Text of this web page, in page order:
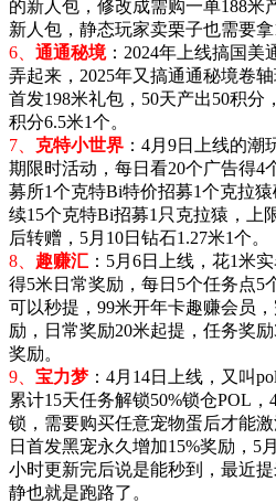
的新人包，修改成需购一单188米
新人包，静态玩家卖栗子也需要拿
6、 通通秘境：2024年上线搞国美
弄起来，2025年又搞通通秘境卷
首发198米礼包，50天产出50积分
积分6.5米1个。
7、 克特小世界 ：4月9日上线的
期限时活动，每日看20个广告得4
募所1个克特Bi特价招募1个克拉
续15个克特Bi招募1只克拉猿，上
后转赠，5月10日钻石1.27米1个。
8、 趣赚汇 ：5月6日上线，花1米
得5米日常奖励，每日5个任务点5
可以秒提，99米开年卡趣赚会员
励，日常奖励20米起提，任务奖
奖励。
9、 宝力梦 ：4月14日上线，又叫
累计15天任务解锁50%锁仓POL
锁，需要购买任意宠物蛋后才能
日首发黑宠永久增加15%奖励，5
小时更新完后说是能秒到，最近
静也就是跑路了。